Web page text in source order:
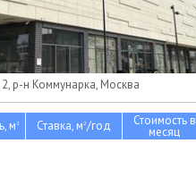
р-н Коммунарка, Москва
м2 Ставка, м2/год Стоимость в
месяц